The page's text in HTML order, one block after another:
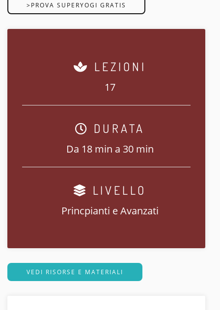
>PROVA SUPERYOGI GRATIS
LEZIONI
17
DURATA
Da 18 min a 30 min
LIVELLO
Princpianti e Avanzati
VEDI RISORSE E MATERIALI